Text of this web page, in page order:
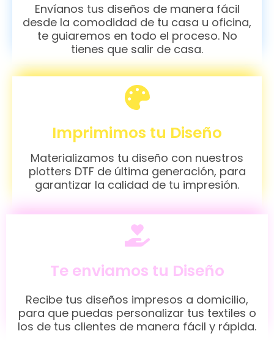
Envíanos tus diseños de manera fácil
desde la comodidad de tu casa u oficina,
te guiaremos en todo el proceso. No
tienes que salir de casa.
Imprimimos tu Diseño
Materializamos tu diseño con nuestros
plotters DTF de última generación, para
garantizar la calidad de tu impresión.
Te enviamos tu Diseño
Recibe tus diseños impresos a domicilio,
para que puedas personalizar tus textiles o
los de tus clientes de manera fácil y rápida.